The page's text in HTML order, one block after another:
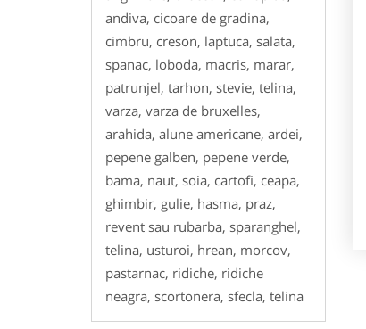
andiva, cicoare de gradina,
cimbru, creson, laptuca, salata,
spanac, loboda, macris, marar,
patrunjel, tarhon, stevie, telina,
varza, varza de bruxelles,
arahida, alune americane, ardei,
pepene galben, pepene verde,
bama, naut, soia, cartofi, ceapa,
ghimbir, gulie, hasma, praz,
revent sau rubarba, sparanghel,
telina, usturoi, hrean, morcov,
pastarnac, ridiche, ridiche
neagra, scortonera, sfecla, telina